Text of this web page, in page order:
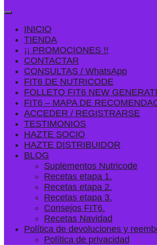
INICIO
TIENDA
¡¡ PROMOCIONES !!
CONTACTAR
CONSULTAS / WhatsApp
FIT6 DE NUTRICODE
FOLLETO FIT6 NEW
FIT6 – MAPA DE
ACCEDER / REGISTRARSE
TESTIMONIOS
HAZTE SOCIO
HAZTE DISTRIBUIDOR
BLOG
Suplementos Nutricode
Recetas etapa 1.
Recetas etapa 2.
Recetas etapa 3.
Consejos FIT6.
Recetas Navidad
Política de devoluciones y
Política de privacidad